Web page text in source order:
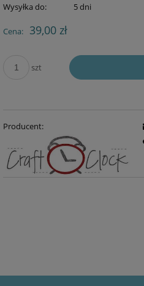
Wysyłka do: 5 dni
Cena: 39,00 zł
szt
Producent: